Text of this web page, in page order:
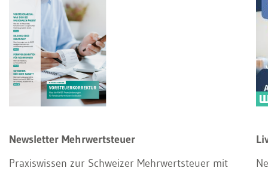
Newsletter Mehrwertsteuer
Praxiswissen zur Schweizer Mehrwertsteuer mit